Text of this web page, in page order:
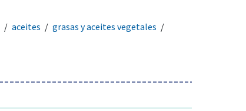
aceites
grasas y aceites vegetales